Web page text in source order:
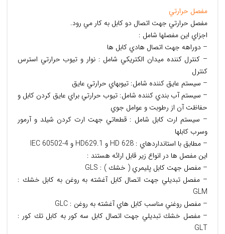
مفصل حرارتي
مفصل حرارتي جهت اتصال دو كابل به كار مي رود.
اجزاي اين مفصلها شامل :
– دوراهه جهت اتصال هادي كابل ها
– كنترل كننده ميدان الكتريكي شامل : نوار و تيوب حرارتي استرس
كنترل
– سيستم عايق كننده شامل: تيوبهاي حرارتي عايق
– سيستم آب بندي كننده شامل: تيوب حرارتي براي عايق كردن كابل و
حفاظت آن از رطوبت و عوامل جوي
– سيستم ارت كابل شامل : قطعاتي جهت ارت كردن شيلد و آرمور
وسرب كابلها
– مطابق با استانداردهاي : HD 628 و HD629.1 و IEC 60502-4
اين مفصل ها در انواع زير قابل ارائه هستند :
– مفصل جهت كابل پليمري ( خشك ) : GLS
– مفصل تبديلي جهت اتصال كابل آغشته به روغن به كابل خشك :
GLM
– مفصل روغني مناسب كابل هاي آغشته به روغن : GLC
– مفصل خشك تبديلي جهت اتصال كابل سه كور به كابل تك كور :
GLT